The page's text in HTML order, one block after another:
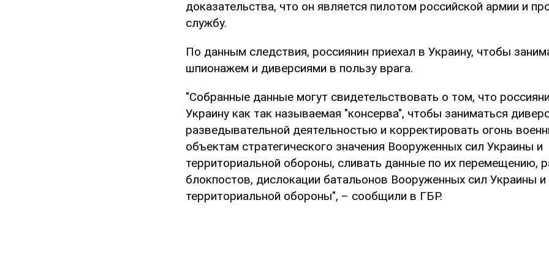
доказательства, что он является пилотом российской армии и
службу.
По данным следствия, россиянин приехал в Украину, чтобы
шпионажем и диверсиями в пользу врага.
"Собранные данные могут свидетельствовать о том, что
Украину как так называемая "консерва", чтобы заниматься
разведывательной деятельностью и корректировать огонь
объектам стратегического значения Вооруженных сил Украины и
территориальной обороны, сливать данные по их перемещению,
блокпостов, дислокации батальонов Вооруженных сил Украины и
территориальной обороны", – сообщили в ГБР.